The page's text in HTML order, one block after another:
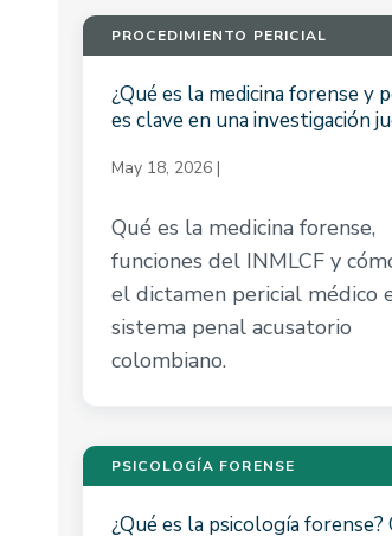
PROCEDIMIENTO PERICIAL
¿Qué es la medicina forense y
es clave en una investigación
May 18, 2026|
Qué es la medicina forense,
funciones del INMLCF y
el dictamen pericial médico
sistema penal acusatorio
colombiano.
PSICOLOGÍA FORENSE
¿Qué es la psicología forense?